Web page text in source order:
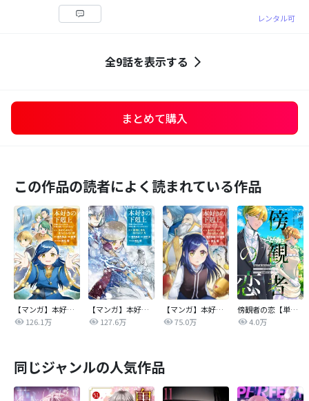
レンタル可
全9話を表示する
まとめて購入
この作品の読者によく読まれている作品
【マンガ】本好きの下剋上 第二部
126.1万
【マンガ】本好きの下剋上 第三部
127.6万
【マンガ】本好きの下剋上
75.0万
傍観者の恋【単話売】
4.0万
同じジャンルの人気作品